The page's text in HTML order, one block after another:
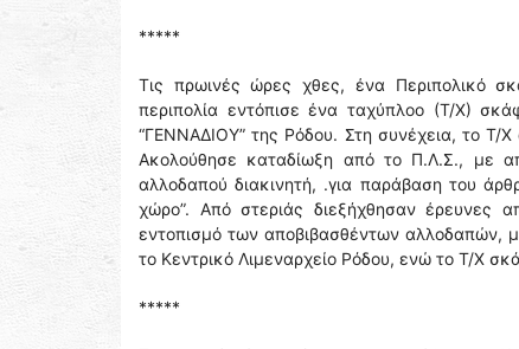
*****
Τις πρωινές ώρες χθες, ένα Περιπολικό
περιπολία εντόπισε ένα ταχύπλοο (Τ/Χ)
“ΓΕΝΝΑΔΙΟΥ” της Ρόδου. Στη συνέχεια, το Τ/Χ
Ακολούθησε καταδίωξη από το Π.Λ.Σ., με
αλλοδαπού διακινητή, .για παράβαση του
χώρο”. Από στεριάς διεξήχθησαν
εντοπισμό των αποβιβασθέντων αλλοδαπών,
το Κεντρικό Λιμεναρχείο Ρόδου, ενώ το Τ/Χ
*****